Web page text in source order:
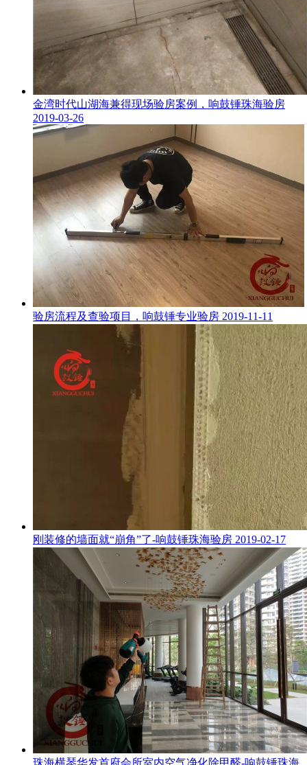
金湾时代山湖海兼得现场验房案例，响鼓锤珠海验房
2019-03-26
验房流程及查验项目，响鼓锤专业验房 2019-11-11
刚装修的墙面就“崩角”了-响鼓锤珠海验房 2019-02-17